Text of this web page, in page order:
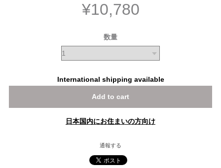
¥10,780
数量
International shipping available
Add to cart
日本国内にお住まいの方向け
通報する